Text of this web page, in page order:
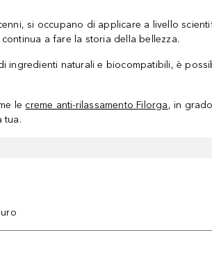
si occupano di applicare a livello
a fare la storia della bellezza.
ingredienti naturali e biocompatibili, è
le creme anti-rilassamento Filorga, in
tua.